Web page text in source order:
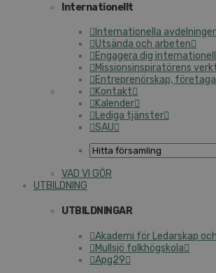
Internationellt
Internationella
Utsända och arbeten
Engagera dig
Missionsinspiratörens
Entreprenörskap,
Kontakt
Kalender
Lediga tjänster
SAU
VAD VI GÖR
UTBILDNING
UTBILDNINGAR
Akademi för Ledarskap
Mullsjö folkhögskola
Apg29